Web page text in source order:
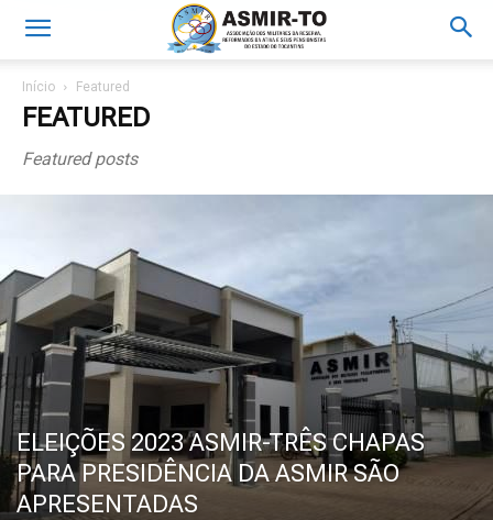
Início Featured
FEATURED
Featured posts
ELEIÇÕES 2023 ASMIR-TRÊS CHAPAS
PARA PRESIDÊNCIA DA ASMIR SÃO
APRESENTADAS